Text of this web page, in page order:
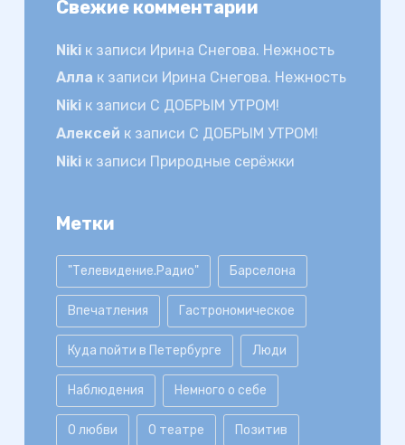
Свежие комментарии
Nikiк записи Ирина Снегова. Нежность
Алла к записи Ирина Снегова. Нежность
Nikiк записи С ДОБРЫМ УТРОМ!
Алексей к записи С ДОБРЫМ УТРОМ!
Nikiк записи Природные серёжки
Метки
"Телевидение.Радио" Барселона
Впечатления Гастрономическое
Куда пойти в Петербурге Люди
Наблюдения Немного о себе
О любви О театре Позитив